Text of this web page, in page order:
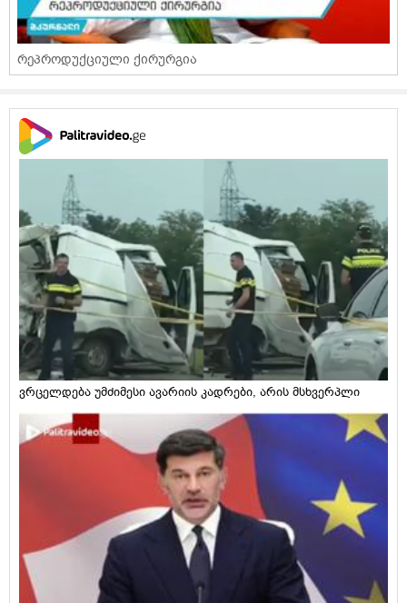
რეპროდუქციული ქირურგია
ვრცელდება უმძიმესი ავარიის კადრები, არის მსხვერპლი